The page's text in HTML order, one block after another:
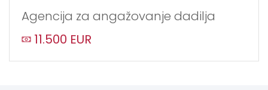
Agencija za angažovanje dadilja
11.500 EUR